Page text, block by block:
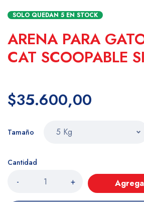
SOLO QUEDAN 5 EN STOCK
ARENA PARA
CAT SCOOPABLE
$35.600,00
Tamaño
Cantidad
- +